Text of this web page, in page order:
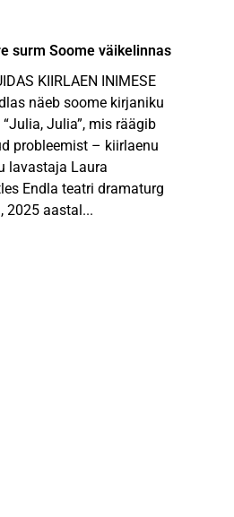
surm Soome väikelinnas
KIIRLAEN INIMESE
näeb soome kirjaniku
Julia”, mis räägib
probleemist – kiirlaenu
lavastaja Laura
Endla teatri dramaturg
2025 aastal...